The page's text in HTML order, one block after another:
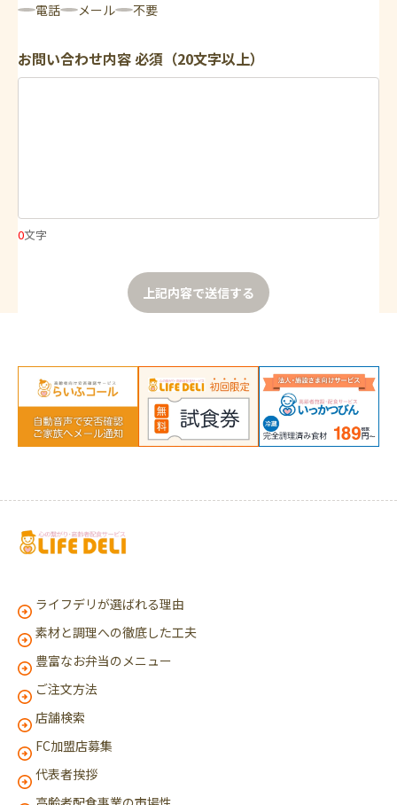
電話 メール 不要
お問い合わせ内容必須（20文字以上）
0文字
上記内容で送信する
ライフデリが選ばれる理由
素材と調理への徹底した工夫
豊富なお弁当のメニュー
ご注文方法
店舗検索
FC加盟店募集
代表者挨拶